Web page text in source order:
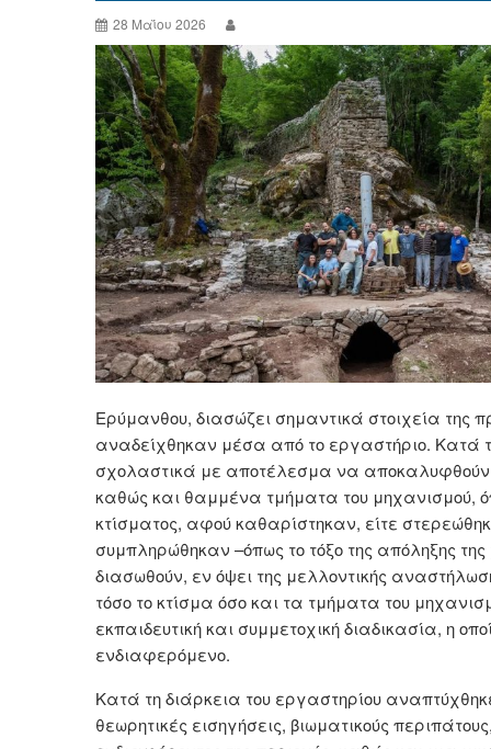
28 Μαΐου 2026
Ερύμανθου, διασώζει σημαντικά στοιχεία της
αναδείχθηκαν μέσα από το εργαστήριο. Κατά
σχολαστικά με αποτέλεσμα να αποκαλυφθούν
καθώς και θαμμένα τμήματα του μηχανισμού,
κτίσματος, αφού καθαρίστηκαν, είτε
συμπληρώθηκαν –όπως το τόξο της απόληξης
διασωθούν, εν όψει της μελλοντικής
τόσο το κτίσμα όσο και τα τμήματα του
εκπαιδευτική και συμμετοχική διαδικασία, η
ενδιαφερόμενο.
Κατά τη διάρκεια του εργαστηρίου
θεωρητικές εισηγήσεις, βιωματικούς